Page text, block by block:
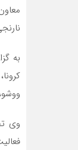
به
وی